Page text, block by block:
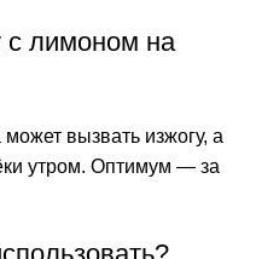
с лимоном на
вызвать изжогу, а
утром. Оптимум — за